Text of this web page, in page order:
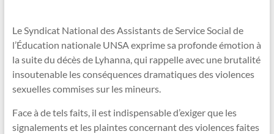
Le Syndicat National des Assistants de Service Social de
l’Éducation nationale UNSA exprime sa profonde émotion à
la suite du décès de Lyhanna, qui rappelle avec une brutalité
insoutenable les conséquences dramatiques des violences
sexuelles commises sur les mineurs.
Face à de tels faits, il est indispensable d’exiger que les
signalements et les plaintes concernant des violences faites